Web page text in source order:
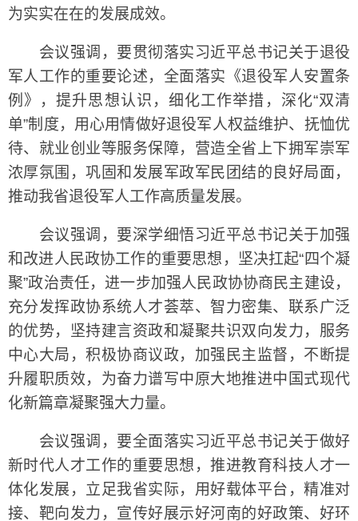
为实实在在的发展成效。
会议强调，要贯彻落实习近平总书记关于退役
军人工作的重要论述，全面落实《退役军人安置条
例》，提升思想认识，细化工作举措，深化“双清
单”制度，用心用情做好退役军人权益维护、抚恤优
待、就业创业等服务保障，营造全省上下拥军崇军
浓厚氛围，巩固和发展军政军民团结的良好局面，
推动我省退役军人工作高质量发展。
会议强调，要深学细悟习近平总书记关于加强
和改进人民政协工作的重要思想，坚决扛起“四个凝
聚”政治责任，进一步加强人民政协协商民主建设，
充分发挥政协系统人才荟萃、智力密集、联系广泛
的优势，坚持建言资政和凝聚共识双向发力，服务
中心大局，积极协商议政，加强民主监督，不断提
升履职质效，为奋力谱写中原大地推进中国式现代
化新篇章凝聚强大力量。
会议强调，要全面落实习近平总书记关于做好
新时代人才工作的重要思想，推进教育科技人才一
体化发展，立足我省实际，用好载体平台，精准对
接、靶向发力，宣传好展示好河南的好政策、好环